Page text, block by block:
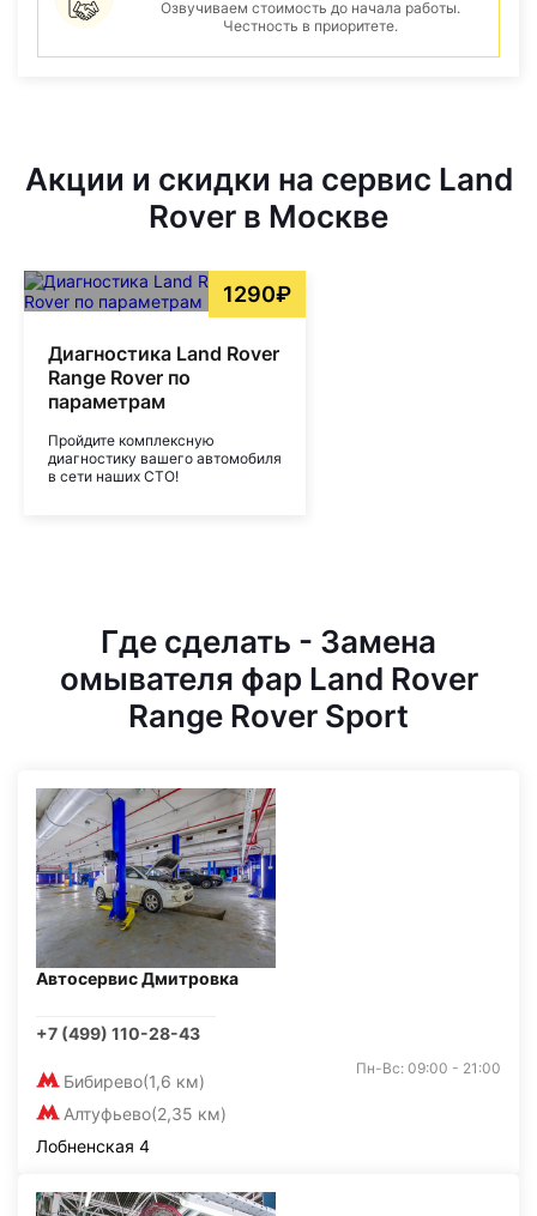
Озвучиваем стоимость до начала работы.
Честность в приоритете.
Акции и скидки на сервис Land
Rover в Москве
1290₽
Диагностика Land Rover
Range Rover по
параметрам
Пройдите комплексную
диагностику вашего автомобиля
в сети наших СТО!
Где сделать - Замена
омывателя фар Land Rover
Range Rover Sport
Автосервис Дмитровка
+7 (499) 110-28-43
Бибирево(1,6 км)
Алтуфьево(2,35 км)
Пн-Вс: 09:00 - 21:00
Лобненская 4